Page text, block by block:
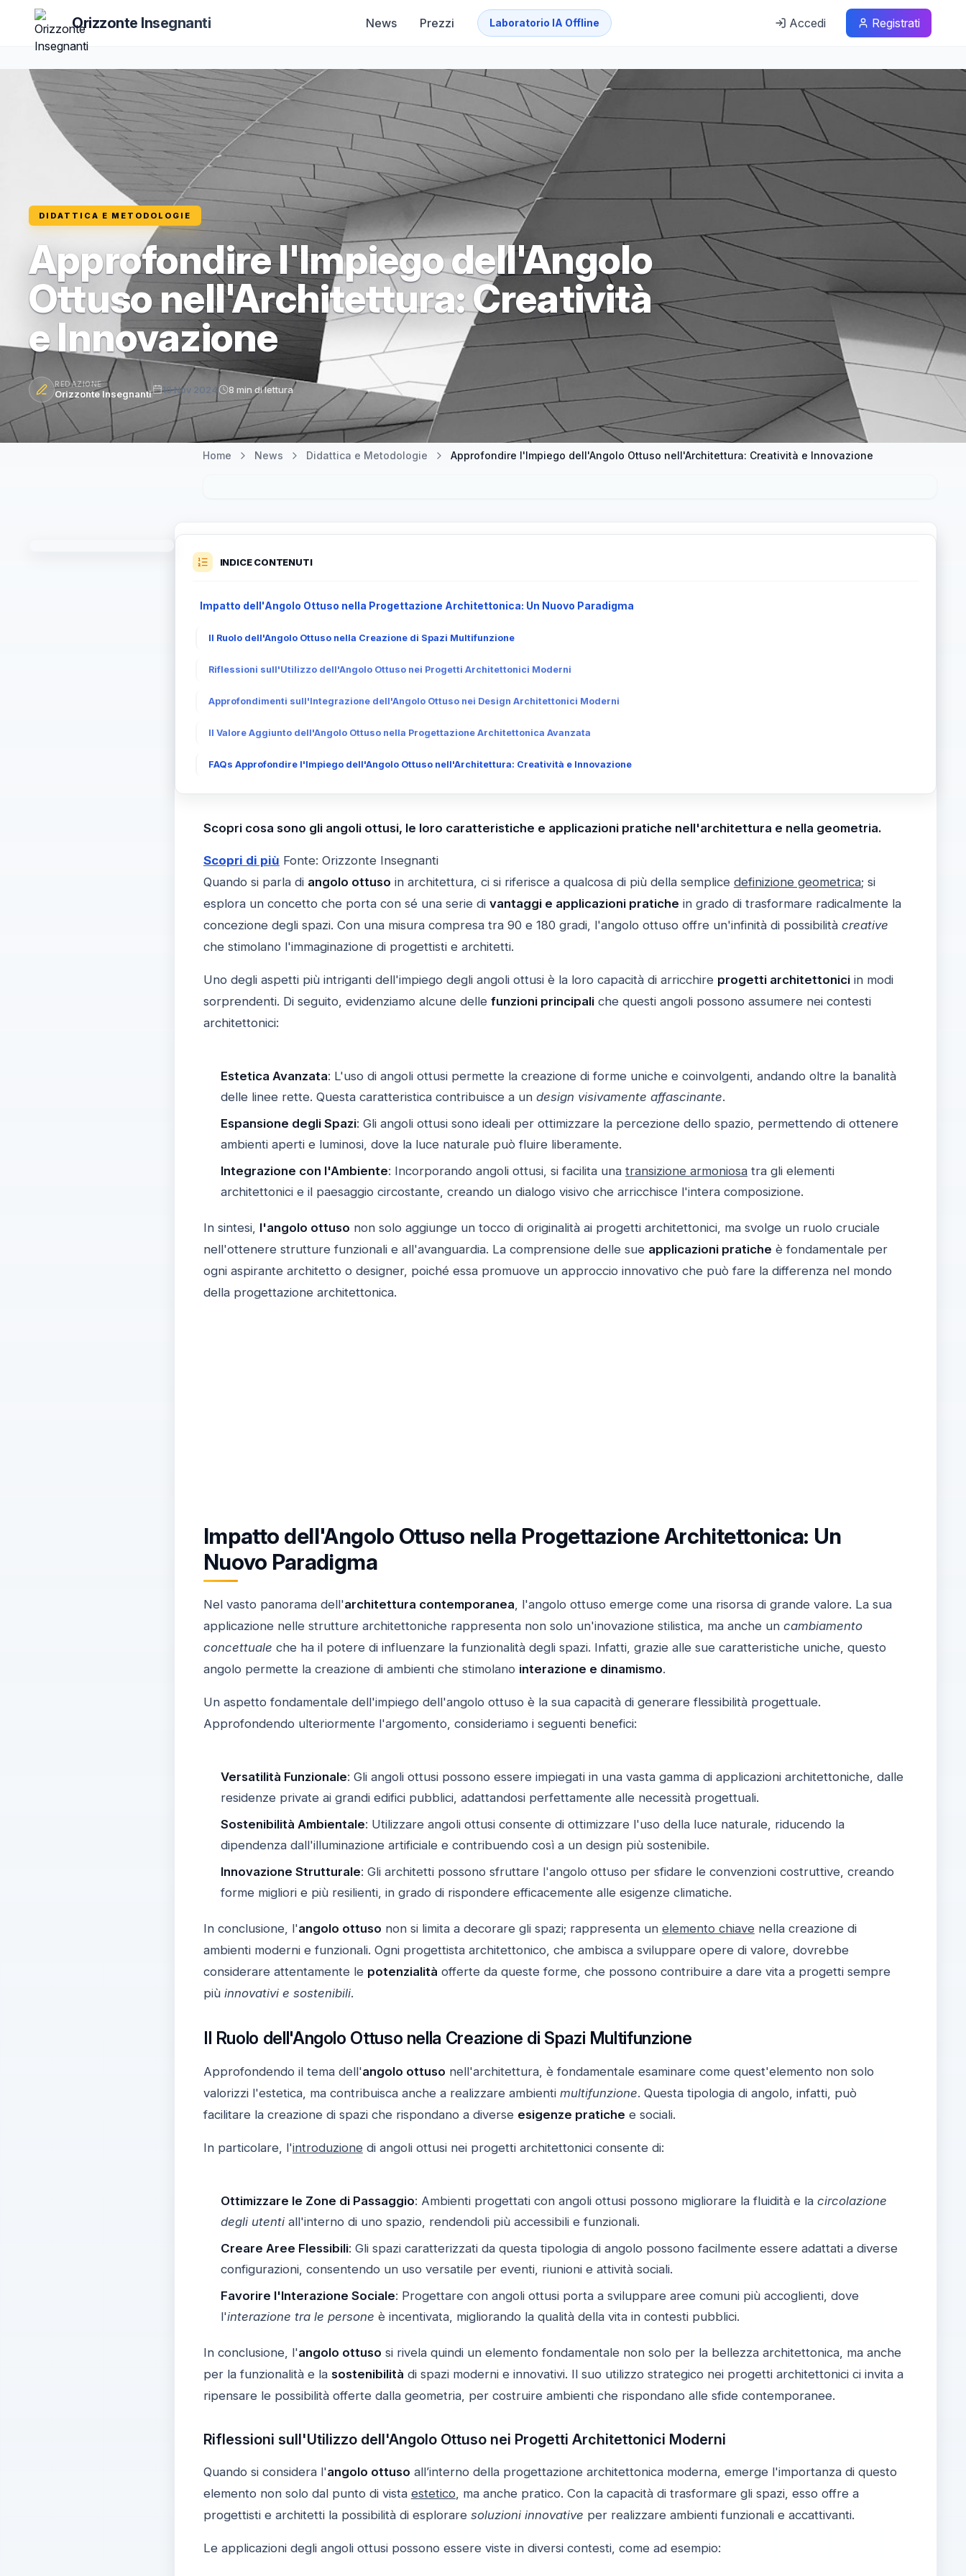
Orizzonte Insegnanti News Prezzi Laboratorio IA Offline Accedi Registrati
DIDATTICA E METODOLOGIE
Approfondire l'Impiego dell'Angolo
Ottuso nell'Architettura: Creatività
e Innovazione
REDAZIONE
Orizzonte Insegnanti 16 Nov 2024 8 min di lettura
Home News Didattica e Metodologie Approfondire l'Impiego dell'Angolo Ottuso nell'Architettura: Creatività e Innovazione
INDICE CONTENUTI
Impatto dell'Angolo Ottuso nella Progettazione Architettonica: Un Nuovo Paradigma
Il Ruolo dell'Angolo Ottuso nella Creazione di Spazi Multifunzione
Riflessioni sull'Utilizzo dell'Angolo Ottuso nei Progetti Architettonici Moderni
Approfondimenti sull'Integrazione dell'Angolo Ottuso nei Design Architettonici Moderni
Il Valore Aggiunto dell'Angolo Ottuso nella Progettazione Architettonica Avanzata
FAQs Approfondire l'Impiego dell'Angolo Ottuso nell'Architettura: Creatività e Innovazione
Scopri cosa sono gli angoli ottusi, le loro caratteristiche e applicazioni pratiche nell'architettura e nella geometria.
Scopri di più Fonte: Orizzonte Insegnanti
Quando si parla di angolo ottuso in architettura, ci si riferisce a qualcosa di più della semplice definizione geometrica; si
esplora un concetto che porta con sé una serie di vantaggi e applicazioni pratiche in grado di trasformare radicalmente la
concezione degli spazi. Con una misura compresa tra 90 e 180 gradi, l'angolo ottuso offre un'infinità di possibilità creative
che stimolano l'immaginazione di progettisti e architetti.
Uno degli aspetti più intriganti dell'impiego degli angoli ottusi è la loro capacità di arricchire progetti architettoniciin modi
sorprendenti. Di seguito, evidenziamo alcune delle funzioni principaliche questi angoli possono assumere nei contesti
architettonici:
Estetica Avanzata: L'uso di angoli ottusi permette la creazione di forme uniche e coinvolgenti, andando oltre la banalità
delle linee rette. Questa caratteristica contribuisce a un design visivamente affascinante.
Espansione degli Spazi: Gli angoli ottusi sono ideali per ottimizzare la percezione dello spazio, permettendo di ottenere
ambienti aperti e luminosi, dove la luce naturale può fluire liberamente.
Integrazione con l'Ambiente: Incorporando angoli ottusi, si facilita una transizione armoniosatra gli elementi
architettonici e il paesaggio circostante, creando un dialogo visivo che arricchisce l'intera composizione.
In sintesi, l'angolo ottuso non solo aggiunge un tocco di originalità ai progetti architettonici, ma svolge un ruolo cruciale
nell'ottenere strutture funzionali e all'avanguardia. La comprensione delle sue applicazioni pratiche è fondamentale per
ogni aspirante architetto o designer, poiché essa promuove un approccio innovativo che può fare la differenza nel mondo
della progettazione architettonica.
Impatto dell'Angolo Ottuso nella Progettazione Architettonica: Un
Nuovo Paradigma
Nel vasto panorama dell'architettura contemporanea , l'angolo ottuso emerge come una risorsa di grande valore. La sua
applicazione nelle strutture architettoniche rappresenta non solo un'inovazione stilistica, ma anche un cambiamento
concettuale che ha il potere di influenzare la funzionalità degli spazi. Infatti, grazie alle sue caratteristiche uniche, questo
angolo permette la creazione di ambienti che stimolano interazione e dinamismo.
Un aspetto fondamentale dell'impiego dell'angolo ottuso è la sua capacità di generare flessibilità progettuale.
Approfondendo ulteriormente l'argomento, consideriamo i seguenti benefici:
Versatilità Funzionale: Gli angoli ottusi possono essere impiegati in una vasta gamma di applicazioni architettoniche, dalle
residenze private ai grandi edifici pubblici, adattandosi perfettamente alle necessità progettuali.
Sostenibilità Ambientale: Utilizzare angoli ottusi consente di ottimizzare l'uso della luce naturale, riducendo la
dipendenza dall'illuminazione artificiale e contribuendo così a un design più sostenibile.
Innovazione Strutturale: Gli architetti possono sfruttare l'angolo ottuso per sfidare le convenzioni costruttive, creando
forme migliori e più resilienti, in grado di rispondere efficacemente alle esigenze climatiche.
In conclusione, l'angolo ottuso non si limita a decorare gli spazi; rappresenta un elemento chiavenella creazione di
ambienti moderni e funzionali. Ogni progettista architettonico, che ambisca a sviluppare opere di valore, dovrebbe
considerare attentamente le potenzialità offerte da queste forme, che possono contribuire a dare vita a progetti sempre
più innovativi e sostenibili.
Il Ruolo dell'Angolo Ottuso nella Creazione di Spazi Multifunzione
Approfondendo il tema dell'angolo ottuso nell'architettura, è fondamentale esaminare come quest'elemento non solo
valorizzi l'estetica, ma contribuisca anche a realizzare ambienti multifunzione. Questa tipologia di angolo, infatti, può
facilitare la creazione di spazi che rispondano a diverse esigenze pratiche e sociali.
In particolare, l'introduzionedi angoli ottusi nei progetti architettonici consente di:
Ottimizzare le Zone di Passaggio: Ambienti progettati con angoli ottusi possono migliorare la fluidità e la circolazione
degli utentiall'interno di uno spazio, rendendoli più accessibili e funzionali.
Creare Aree Flessibili: Gli spazi caratterizzati da questa tipologia di angolo possono facilmente essere adattati a diverse
configurazioni, consentendo un uso versatile per eventi, riunioni e attività sociali.
Favorire l'Interazione Sociale: Progettare con angoli ottusi porta a sviluppare aree comuni più accoglienti, dove
l'interazione tra le persone è incentivata, migliorando la qualità della vita in contesti pubblici.
In conclusione, l'angolo ottuso si rivela quindi un elemento fondamentale non solo per la bellezza architettonica, ma anche
per la funzionalità e la sostenibilità di spazi moderni e innovativi. Il suo utilizzo strategico nei progetti architettonici ci invita a
ripensare le possibilità offerte dalla geometria, per costruire ambienti che rispondano alle sfide contemporanee.
Riflessioni sull'Utilizzo dell'Angolo Ottuso nei Progetti Architettonici Moderni
Quando si considera l'angolo ottuso all’interno della progettazione architettonica moderna, emerge l'importanza di questo
elemento non solo dal punto di vista estetico , ma anche pratico. Con la capacità di trasformare gli spazi, esso offre a
progettisti e architetti la possibilità di esplorare soluzioni innovative per realizzare ambienti funzionali e accattivanti.
Le applicazioni degli angoli ottusi possono essere viste in diversi contesti, come ad esempio: